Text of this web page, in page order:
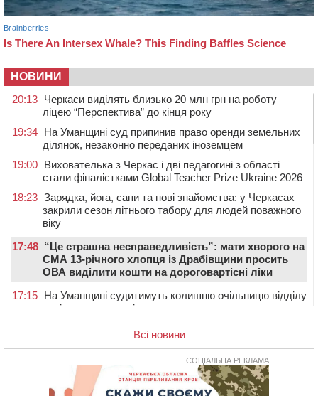
НОВИНИ
20:13 Черкаси виділять близько 20 млн грн на роботу
ліцею “Перспектива” до кінця року
19:34 На Уманщині суд припинив право оренди земельних
ділянок, незаконно переданих іноземцем
19:00 Вихователька з Черкас і дві педагогині з області
стали фіналістками Global Teacher Prize Ukraine 2026
18:23 Зарядка, йога, сапи та нові знайомства: у Черкасах
закрили сезон літнього табору для людей поважного
віку
17:48 “Це страшна несправедливість”: мати хворого на
СМА 13-річного хлопця із Драбівщини просить
ОВА виділити кошти на дороговартісні ліки
17:15 На Уманщині судитимуть колишню очільницю відділу
освіти через закупівлю електрики за завищеною
ціною
До 1 вересня у Черкасах оновлюють дорожню
Всі новини
СОЦІАЛЬНА РЕКЛАМА